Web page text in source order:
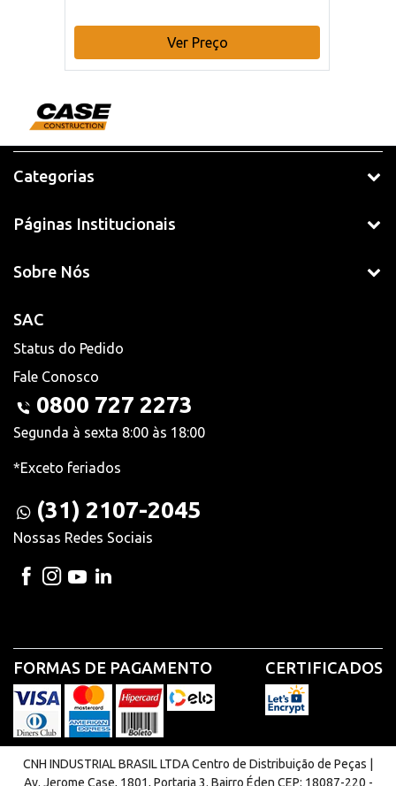
Ver Preço
Categorias
Páginas Institucionais
Sobre Nós
SAC
Status do Pedido
Fale Conosco
0800 727 2273
Segunda à sexta 8:00 às 18:00
*Exceto feriados
(31) 2107-2045
Nossas Redes Sociais
FORMAS DE PAGAMENTO CERTIFICADOS
CNH INDUSTRIAL BRASIL LTDA Centro de Distribuição de Peças |
Av. Jerome Case, 1801, Portaria 3. Bairro Éden CEP: 18087-220 -